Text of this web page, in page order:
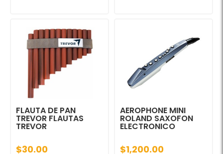
FLAUTA DE PAN
TREVOR FLAUTAS
TREVOR
$30.00
AEROPHONE MINI
ROLAND SAXOFON
ELECTRONICO
$1,200.00